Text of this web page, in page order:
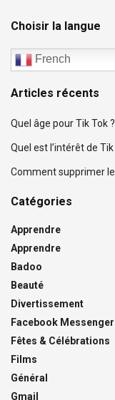
Choisir la langue
French
Articles récents
Quel âge pour Tik Tok ?
Quel est l’intérêt de Tik
Comment supprimer
Catégories
Apprendre
Apprendre
Badoo
Beauté
Divertissement
Facebook Messenger
Fêtes & Célébrations
Films
Général
Gmail